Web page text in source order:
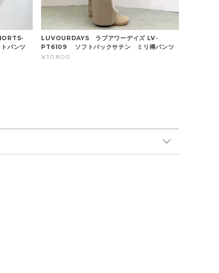
パンツ
LUVOURDAYS ラブアワーデイズ LV-
PT6109 ソフトバックサテン ミリ樽パンツ
¥30,800